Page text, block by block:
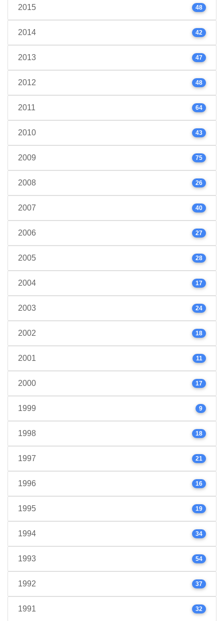
2015 48
2014 42
2013 47
2012 48
2011 64
2010 43
2009 75
2008 26
2007 40
2006 27
2005 28
2004 17
2003 24
2002 18
2001 11
2000 17
1999 9
1998 18
1997 21
1996 16
1995 19
1994 34
1993 54
1992 37
1991 32